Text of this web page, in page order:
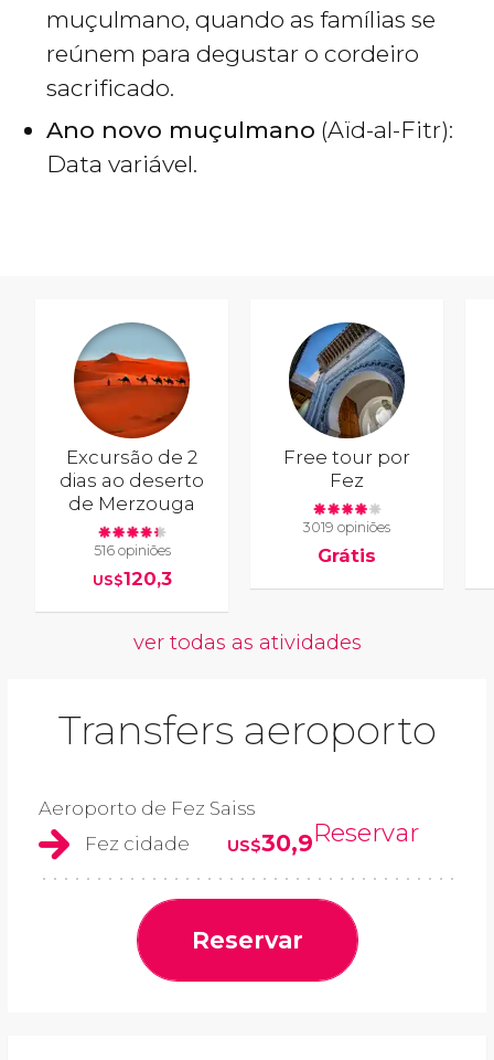
muçulmano, quando as famílias se
reúnem para degustar o cordeiro
sacrificado.
Ano novo muçulmano (Aïd-al-Fitr):
Data variável.
Excursão de 2
dias ao deserto
de Merzouga
516 opiniões
US$120,3
Free tour por
Fez
3019 opiniões
Grátis
ver todas as atividades
Transfers aeroporto
Aeroporto de Fez Saiss
Fez cidade
US$30,9Reservar
Reservar